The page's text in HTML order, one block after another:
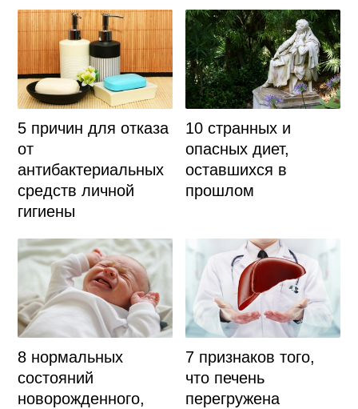
5 причин для отказа
от
антибактериальных
средств личной
гигиены
10 странных и
опасных диет,
оставшихся в
прошлом
8 нормальных
состояний
новорожденного,
7 признаков того,
что печень
перегружена